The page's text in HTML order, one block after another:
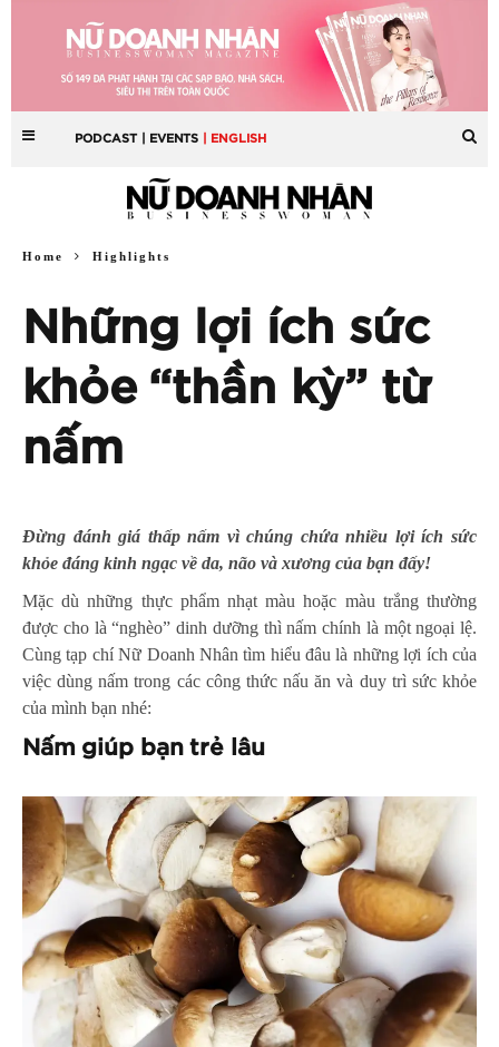
PODCAST | EVENTS | ENGLISH
Home Highlights
Những lợi ích sức
khỏe “thần kỳ” từ
nấm
Đừng đánh giá thấp nấm vì chúng chứa nhiều lợi ích sức
khỏe đáng kinh ngạc về da, não và xương của bạn đấy!
Mặc dù những thực phẩm nhạt màu hoặc màu trắng thường
được cho là “nghèo” dinh dưỡng thì nấm chính là một ngoại lệ.
Cùng tạp chí Nữ Doanh Nhân tìm hiểu đâu là những lợi ích của
việc dùng nấm trong các công thức nấu ăn và duy trì sức khỏe
của mình bạn nhé:
Nấm giúp bạn trẻ lâu